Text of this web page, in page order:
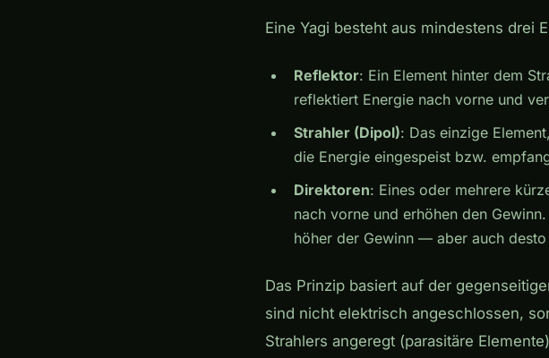
Eine Yagi besteht aus mindestens drei
Reflektor: Ein Element hinter dem
reflektiert Energie nach vorne und
Strahler (Dipol): Das einzige
die Energie eingespeist bzw.
Direktoren: Eines oder mehrere
nach vorne und erhöhen den
höher der Gewinn — aber auch
Das Prinzip basiert auf der
sind nicht elektrisch angeschlossen,
Strahlers angeregt (parasitäre